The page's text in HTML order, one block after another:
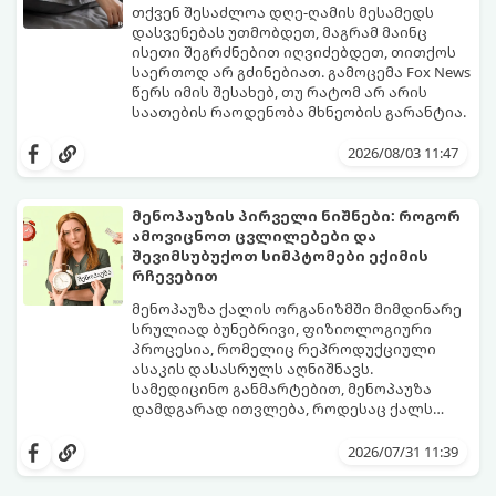
თქვენ შესაძლოა დღე-ღამის მესამედს
დასვენებას უთმობდეთ, მაგრამ მაინც
ისეთი შეგრძნებით იღვიძებდეთ, თითქოს
საერთოდ არ გძინებიათ. გამოცემა Fox News
წერს იმის შესახებ, თუ რატომ არ არის
საათების რაოდენობა მხნეობის გარანტია.
2026/08/03 11:47
მენოპაუზის პირველი ნიშნები: როგორ
ამოვიცნოთ ცვლილებები და
შევიმსუბუქოთ სიმპტომები ექიმის
რჩევებით
მენოპაუზა ქალის ორგანიზმში მიმდინარე
სრულიად ბუნებრივი, ფიზიოლოგიური
პროცესია, რომელიც რეპროდუქციული
ასაკის დასასრულს აღნიშნავს.
სამედიცინო განმარტებით, მენოპაუზა
დამდგარად ითვლება, როდესაც ქალს
ცვლილებები ამ მომენტამდე ბევრად ადრე
2026/07/31 11:39